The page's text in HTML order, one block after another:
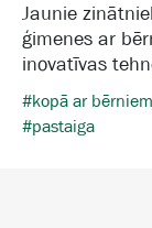
Jaunie
ģimenes ar
inovatīvas
#kopā ar bērniem
#pastaiga